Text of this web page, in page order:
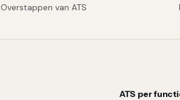
Overstappen van ATS
ATS per